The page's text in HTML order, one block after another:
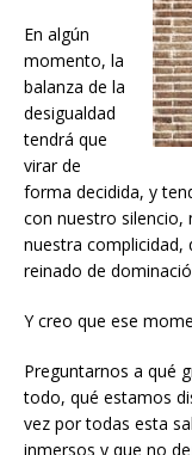
En algún
momento, la
balanza de la
desigualdad
tendrá que
virar de
forma decidida, y
con nuestro silencio,
nuestra complicidad,
reinado de
Y creo que ese
Preguntarnos a qué
todo, qué estamos
vez por todas esta
inmersos y que no